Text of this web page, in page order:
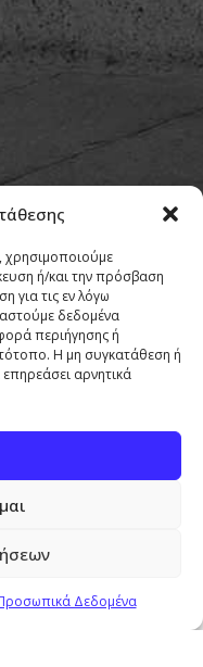
χρησιμοποιούμε
ή/και την πρόσβαση
για τις εν λόγω
δεδομένα
περιήγησης ή
Η μη συγκατάθεση ή
αρνητικά
Δεδομένα